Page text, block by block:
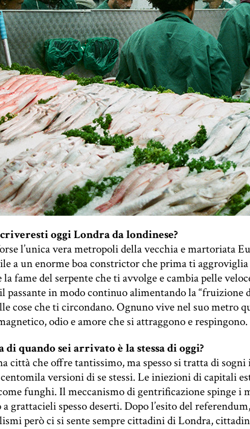
oggi Londra da londinese?
l’unica vera metropoli della vecchia e martoriata
a un enorme boa constrictor che prima ti
fame del serpente che ti avvolge e cambia pelle
passante in modo continuo alimentando la “fruizione
cose che ti circondano. Ognuno vive nel suo metro
odio e amore che si attraggono e
di quando sei arrivato è la stessa di oggi?
città che offre tantissimo, ma spesso si tratta di
versioni di se stessi. Le iniezioni di capitali
funghi. Il meccanismo di gentrificazione spinge i
a grattacieli spesso deserti. Dopo l’esito del
però ci si sente sempre cittadini di Londra,